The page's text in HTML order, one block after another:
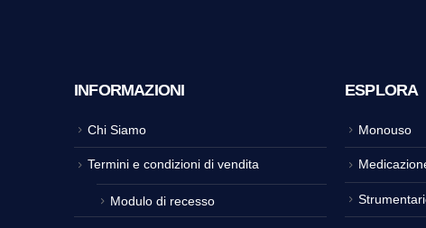
INFORMAZIONI
Chi Siamo
Termini e condizioni di vendita
Modulo di recesso
ESPLORA
Monouso